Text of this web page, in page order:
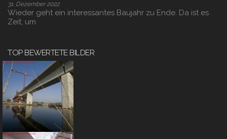
31. Dezember 2022
Wieder geht ein interessantes Baujahr zu Ende. Da ist es
Zeit, um
TOP BEWERTETE BILDER